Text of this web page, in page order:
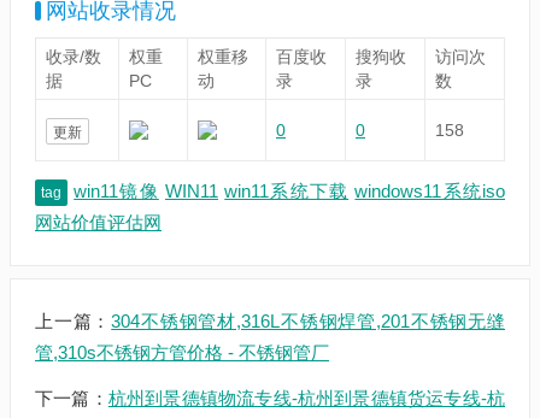
网站收录情况
收录/数
据
权重
PC
权重移
动
百度收
录
搜狗收
录
访问次
数
更新 0 0 158
tag win11镜像 WIN11 win11系统下载 windows11系统iso
网站价值评估网
上一篇：304不锈钢管材,316L不锈钢焊管,201不锈钢无缝
管,310s不锈钢方管价格 - 不锈钢管厂
下一篇： 杭州到景德镇物流专线-杭州到景德镇货运专线-杭